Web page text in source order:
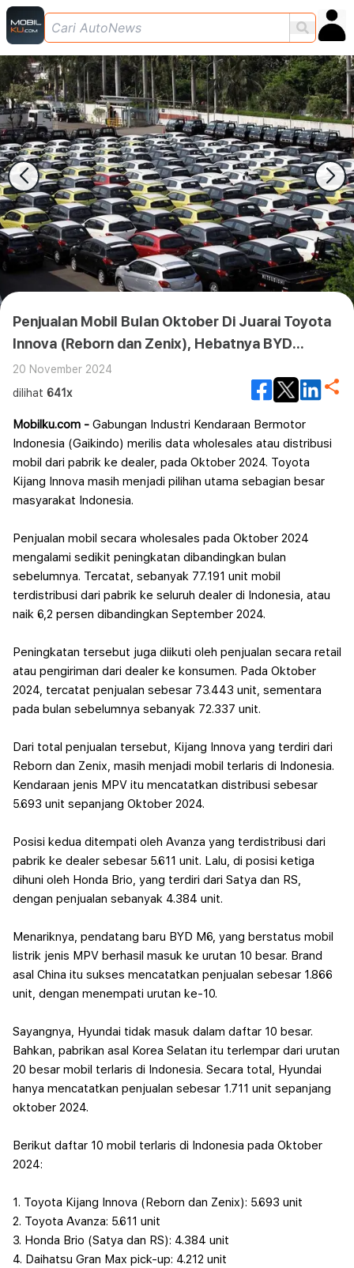
Penjualan Mobil Bulan Oktober Di Juarai Toyota
Innova (Reborn dan Zenix), Hebatnya BYD
Berhasil Masuk 10 Besar
20 November 2024
dilihat 641x
Mobilku.com - Gabungan Industri Kendaraan Bermotor
Indonesia (Gaikindo) merilis data wholesales atau distribusi
mobil dari pabrik ke dealer, pada Oktober 2024. Toyota
Kijang Innova masih menjadi pilihan utama sebagian besar
masyarakat Indonesia.
Penjualan mobil secara wholesales pada Oktober 2024
mengalami sedikit peningkatan dibandingkan bulan
sebelumnya. Tercatat, sebanyak 77.191 unit mobil
terdistribusi dari pabrik ke seluruh dealer di Indonesia, atau
naik 6,2 persen dibandingkan September 2024.
Peningkatan tersebut juga diikuti oleh penjualan secara retail
atau pengiriman dari dealer ke konsumen. Pada Oktober
2024, tercatat penjualan sebesar 73.443 unit, sementara
pada bulan sebelumnya sebanyak 72.337 unit.
Dari total penjualan tersebut, Kijang Innova yang terdiri dari
Reborn dan Zenix, masih menjadi mobil terlaris di Indonesia.
Kendaraan jenis MPV itu mencatatkan distribusi sebesar
5.693 unit sepanjang Oktober 2024.
Posisi kedua ditempati oleh Avanza yang terdistribusi dari
pabrik ke dealer sebesar 5.611 unit. Lalu, di posisi ketiga
dihuni oleh Honda Brio, yang terdiri dari Satya dan RS,
dengan penjualan sebanyak 4.384 unit.
Menariknya, pendatang baru BYD M6, yang berstatus mobil
listrik jenis MPV berhasil masuk ke urutan 10 besar. Brand
asal China itu sukses mencatatkan penjualan sebesar 1.866
unit, dengan menempati urutan ke-10.
Sayangnya, Hyundai tidak masuk dalam daftar 10 besar.
Bahkan, pabrikan asal Korea Selatan itu terlempar dari urutan
20 besar mobil terlaris di Indonesia. Secara total, Hyundai
hanya mencatatkan penjualan sebesar 1.711 unit sepanjang
oktober 2024.
Berikut daftar 10 mobil terlaris di Indonesia pada Oktober
2024:
1. Toyota Kijang Innova (Reborn dan Zenix): 5.693 unit
2. Toyota Avanza: 5.611 unit
3. Honda Brio (Satya dan RS): 4.384 unit
4. Daihatsu Gran Max pick-up: 4.212 unit